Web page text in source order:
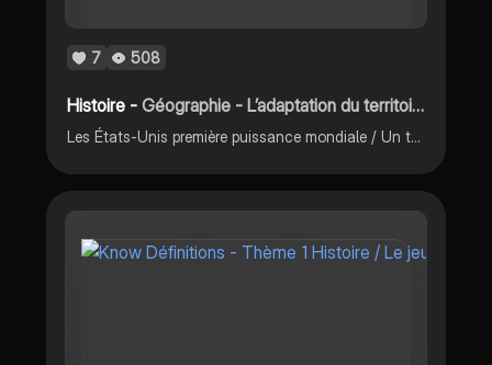
7 508
Histoire -Géographie - L’adaptation du territoire des États-Unis à la mondialisation.
Les États-Unis première puissance mondiale / Un territoire transformé par la mondialisation .